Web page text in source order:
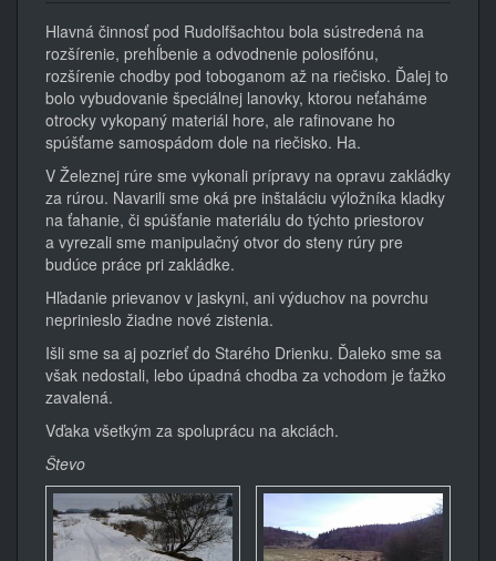
Hlavná činnosť pod Rudolfšachtou bola sústredená na
rozšírenie, prehĺbenie a odvodnenie polosifónu,
rozšírenie chodby pod toboganom až na riečisko. Ďalej to
bolo vybudovanie špeciálnej lanovky, ktorou neťaháme
otrocky vykopaný materiál hore, ale rafinovane ho
spúšťame samospádom dole na riečisko. Ha.
V Železnej rúre sme vykonali prípravy na opravu zakládky
za rúrou. Navarili sme oká pre inštaláciu výložníka kladky
na ťahanie, či spúšťanie materiálu do týchto priestorov
a vyrezali sme manipulačný otvor do steny rúry pre
budúce práce pri zakládke.
Hľadanie prievanov v jaskyni, ani výduchov na povrchu
neprinieslo žiadne nové zistenia.
Išli sme sa aj pozrieť do Starého Drienku. Ďaleko sme sa
však nedostali, lebo úpadná chodba za vchodom je ťažko
zavalená.
Vďaka všetkým za spoluprácu na akciách.
Števo